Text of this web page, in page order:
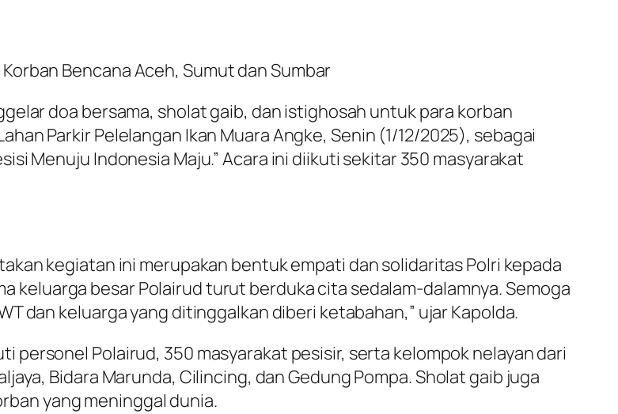
Bencana Aceh, Sumut dan Sumbar
doa bersama, sholat gaib, dan istighosah untuk para korban
Parkir Pelelangan Ikan Muara Angke, Senin (1/12/2025), sebagai
Menuju Indonesia Maju.” Acara ini diikuti sekitar 350 masyarakat
kegiatan ini merupakan bentuk empati dan solidaritas Polri kepada
keluarga besar Polairud turut berduka cita sedalam-dalamnya. Semoga
dan keluarga yang ditinggalkan diberi ketabahan,” ujar Kapolda.
personel Polairud, 350 masyarakat pesisir, serta kelompok nelayan dari
Bidara Marunda, Cilincing, dan Gedung Pompa. Sholat gaib juga
yang meninggal dunia.